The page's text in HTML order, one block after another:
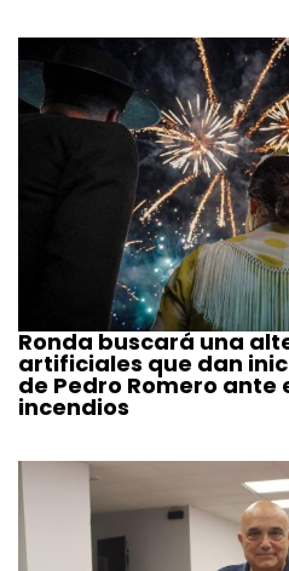
Ronda buscará una
artificiales que dan
de Pedro Romero ante
incendios